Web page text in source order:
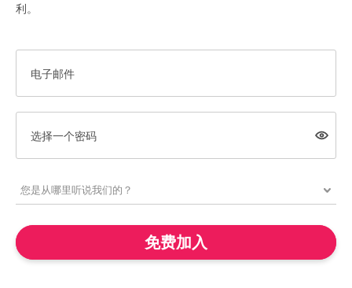
利。
电子邮件
选择一个密码
免费加入